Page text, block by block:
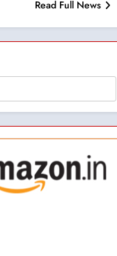
Read Full News
Pithoragarh?
UTTARAKHAND
Kausani
Explore Kausani
Before!
UTTARAKHAND